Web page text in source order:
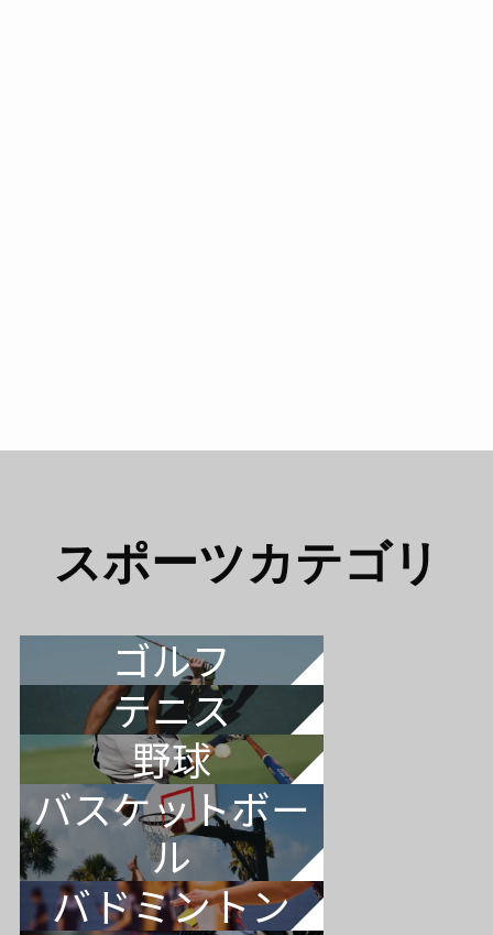
スポーツカテゴリ
ゴルフ
テニス
野球
バスケットボー
ル
バドミントン